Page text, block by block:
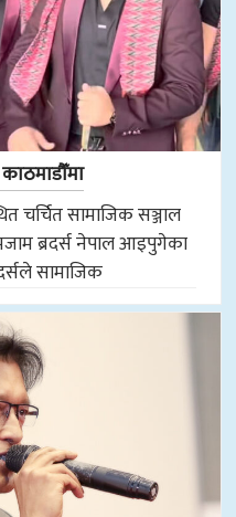
चर्चित सामाजिक सञ्जाल
ब्रदर्स नेपाल आइपुगेका
सामाजिक